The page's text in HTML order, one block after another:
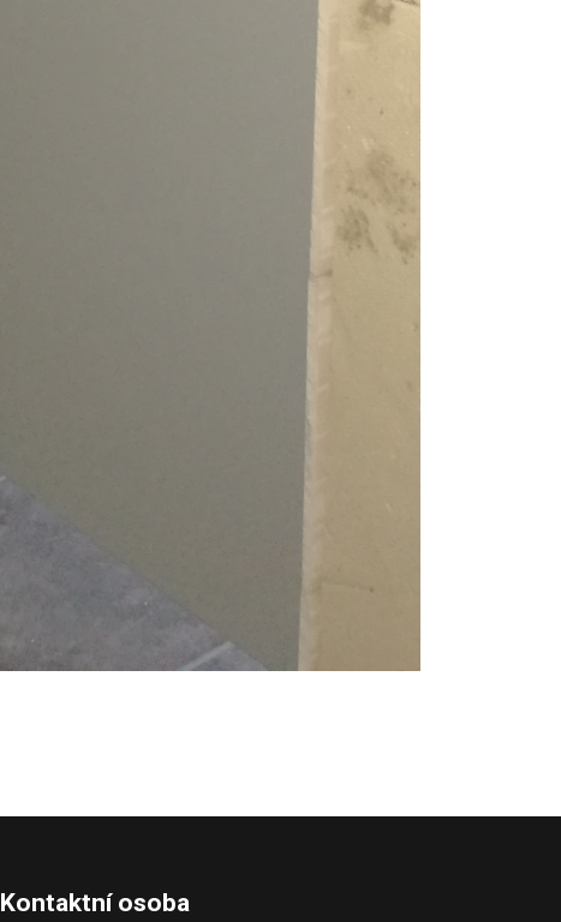
Kontaktní osoba